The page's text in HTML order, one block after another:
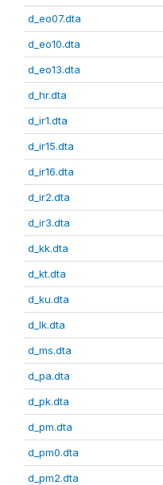
d_eo07.dta
d_eo10.dta
d_eo13.dta
d_hr.dta
d_ir1.dta
d_ir15.dta
d_ir16.dta
d_ir2.dta
d_ir3.dta
d_kk.dta
d_kt.dta
d_ku.dta
d_lk.dta
d_ms.dta
d_pa.dta
d_pk.dta
d_pm.dta
d_pm0.dta
d_pm2.dta